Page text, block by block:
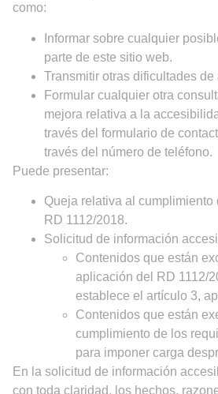
como:
Informar sobre cualquier
parte de este sitio web.
Transmitir otras dificultades
Formular cualquier otra
mejora relativa a la
través del formulario de
través del número de teléfono.
Puede presentar:
Queja relativa al cumplimiento
RD 1112/2018.
Solicitud de información
Contenidos que están
aplicación del RD 1112/
establece el artículo 3,
Contenidos que están
cumplimiento de los
para imponer carga
En la solicitud de información
con toda claridad, los hechos,